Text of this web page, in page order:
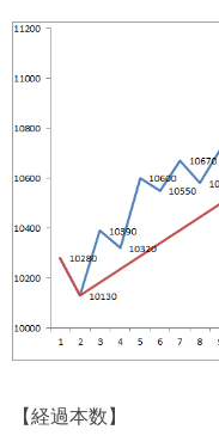
【経過本数】